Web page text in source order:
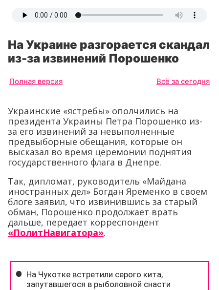
На Украине разгорается скандал
из-за извинений Порошенко
Полная версия Всё за сегодня
Украинские «ястребы» ополчились на
президента Украины Петра Порошенко из-
за его извинений за невыполненные
предвыборные обещания, которые он
высказал во время церемонии поднятия
государственного флага в Днепре.
Так, дипломат, руководитель «Майдана
иностранных дел» Богдан Яременко в своем
блоге заявил, что извинившись за старый
обман, Порошенко продолжает врать
дальше, передает корреспондент
«ПолитНавигатора».